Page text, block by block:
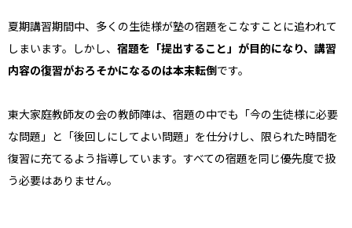
夏期講習期間中、多くの生徒様が塾の宿題をこなすことに追われて
しまいます。しかし、 宿題を「提出すること」が目的になり、講習
内容の復習がおろそかになるのは本末転倒です。
東大家庭教師友の会の教師陣は、宿題の中でも「今の生徒様に必要
な問題」と「後回しにしてよい問題」を仕分けし、限られた時間を
復習に充てるよう指導しています。すべての宿題を同じ優先度で扱
う必要はありません。